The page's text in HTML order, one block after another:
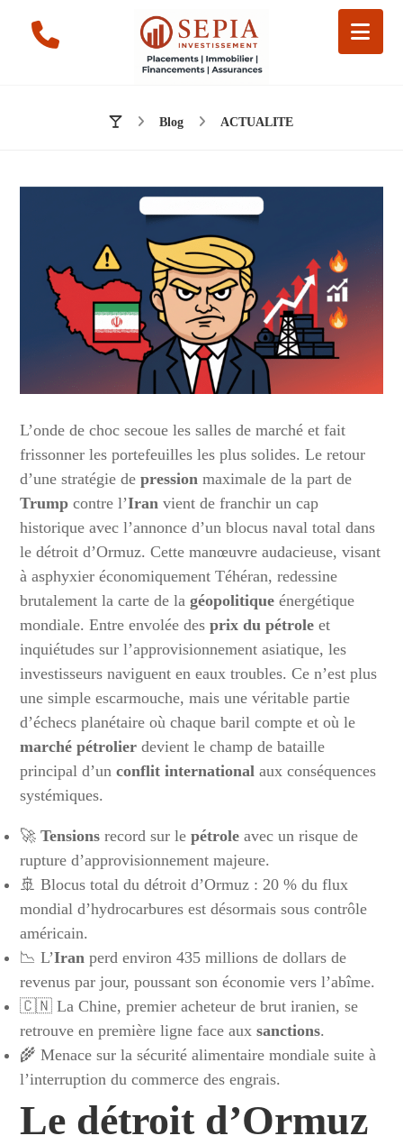
Blog ACTUALITE
L’onde de choc secoue les salles de marché et fait
frissonner les portefeuilles les plus solides. Le retour
d’une stratégie depression maximale de la part de
Trump contre l’Iran vient de franchir un cap
historique avec l’annonce d’un blocus naval total dans
le détroit d’Ormuz. Cette manœuvre audacieuse, visant
à asphyxier économiquement Téhéran, redessine
brutalement la carte de lagéopolitique énergétique
mondiale. Entre envolée desprix du pétrole et
inquiétudes sur l’approvisionnement asiatique, les
investisseurs naviguent en eaux troubles. Ce n’est plus
une simple escarmouche, mais une véritable partie
d’échecs planétaire où chaque baril compte et où le
marché pétrolier devient le champ de bataille
principal d’unconflit international aux conséquences
systémiques.
🚀Tensions record sur lepétrole avec un risque de
rupture d’approvisionnement majeure.
🚢 Blocus total du détroit d’Ormuz : 20 % du flux
mondial d’hydrocarbures est désormais sous contrôle
américain.
📉 L’Iran perd environ 435 millions de dollars de
revenus par jour, poussant son économie vers l’abîme.
🇨🇳 La Chine, premier acheteur de brut iranien, se
retrouve en première ligne face auxsanctions.
🌾 Menace sur la sécurité alimentaire mondiale suite à
l’interruption du commerce des engrais.
Le détroit d’Ormuz